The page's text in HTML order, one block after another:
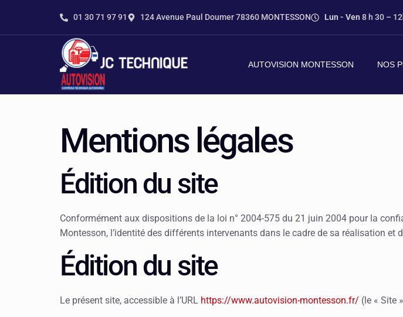
01 30 71 97 91 124 Avenue Paul Doumer 78360 MONTESSON Lun - Ven 8 h 30 –
AUTOVISION MONTESSON NOS
Mentions légales
Édition du site
Conformément aux dispositions de la loi n° 2004-575 du 21 juin 2004 pour la
Montesson, l’identité des différents intervenants dans le cadre de sa réalisation et
Édition du site
Le présent site, accessible à l’URL https://www.autovision-montesson.fr/ (le « Site